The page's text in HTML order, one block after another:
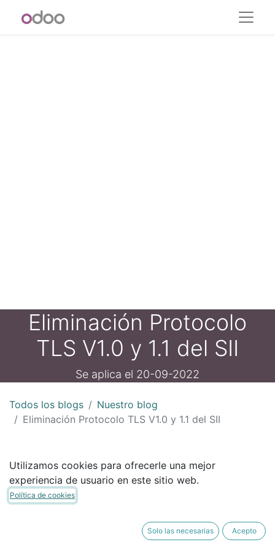
Eliminación Protocolo
TLS V1.0 y 1.1 del SII
Se aplica el 20-09-2022
Todos los blogs
Nuestro blog
Eliminación Protocolo TLS V1.0 y 1.1 del SII
2022 dará de baja los protocols TLS V1.0 y 1.1,
rechazando el timbre y peticiones que se hagan
con ese protocolo.
Esto signifca de que los certificados con fortaleza
Utilizamos cookies para ofrecerle una mejor
experiencia de usuario en este sitio web.
Política de cookies
Solo las necesarias Acepto